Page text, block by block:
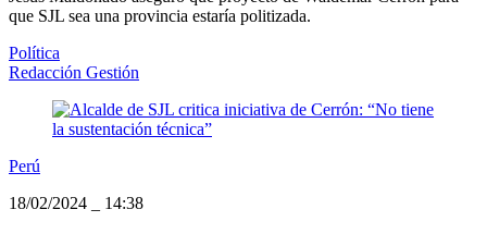
que SJL sea una provincia estaría politizada.
Política
Redacción Gestión
Perú
18/02/2024
14:38